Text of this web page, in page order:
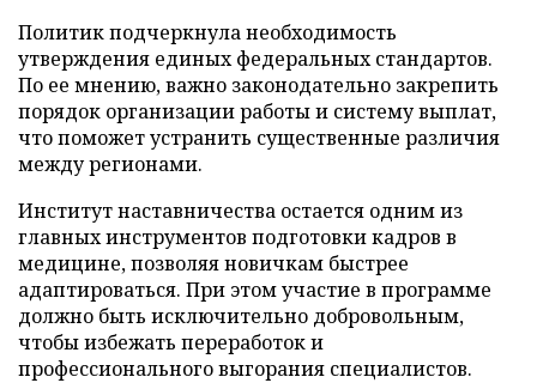
Политик подчеркнула необходимость
утверждения единых федеральных стандартов.
По ее мнению, важно законодательно закрепить
порядок организации работы и систему выплат,
что поможет устранить существенные различия
между регионами.
Институт наставничества остается одним из
главных инструментов подготовки кадров в
медицине, позволяя новичкам быстрее
адаптироваться. При этом участие в программе
должно быть исключительно добровольным,
чтобы избежать переработок и
профессионального выгорания специалистов.